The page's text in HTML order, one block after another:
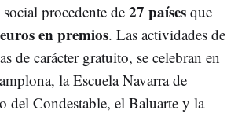
procedente de 27 países que
en premios. Las actividades de
de carácter gratuito, se celebran en
la Escuela Navarra de
del Condestable, el Baluarte y la